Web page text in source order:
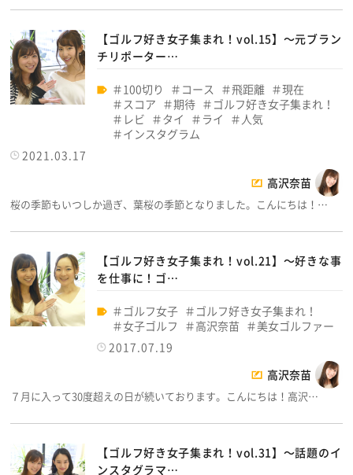
【ゴルフ好き女子集まれ！vol.15】～元ブラン
チリポーター…
100切り コース 飛距離
現在
スコア
期待
ゴルフ好き女子集まれ！
レビ
タイ ライ
人気
インスタグラム
2021.03.17
高沢奈苗
桜の季節もいつしか過ぎ、葉桜の季節となりました。こんにちは！…
【ゴルフ好き女子集まれ！vol.21】～好きな事
を仕事に！ゴ…
ゴルフ女子
ゴルフ好き女子集まれ！
女子ゴルフ
高沢奈苗
美女ゴルファー
2017.07.19
高沢奈苗
７月に入って30度超えの日が続いております。こんにちは！高沢…
【ゴルフ好き女子集まれ！vol.31】～話題のイ
ンスタグラマ…